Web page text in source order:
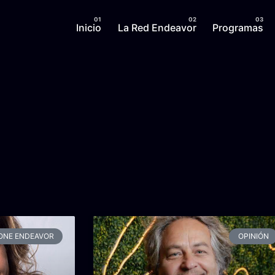
Inicio La Red Endeavor Programas
ENDEAVOR OPINIÓN